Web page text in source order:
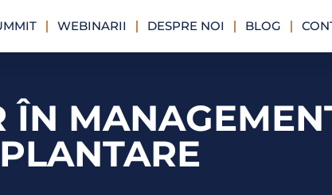
WEBINARII DESPRE NOI BLOG
ÎN